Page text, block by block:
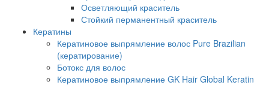
Осветляющий краситель
Стойкий перманентный краситель
Кератины
Кератиновое выпрямление волос Pure Brazilian
(кератирование)
Ботокс для волос
Кератиновое выпрямление GK Hair Global Keratin